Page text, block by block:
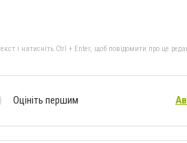
і натисніть Ctrl + Enter, щоб повідомити про це
Оцініть першим